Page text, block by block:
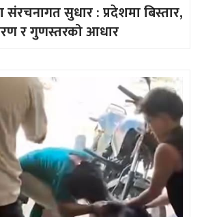
सुधार : प्रदेशमा बिस्तार,
र गुणस्तरको आधार